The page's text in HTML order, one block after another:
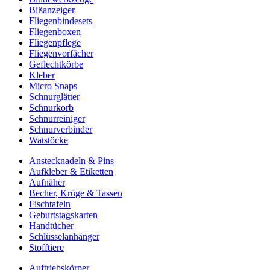
Bißanzeiger
Fliegenbindesets
Fliegenboxen
Fliegenpflege
Fliegenvorfächer
Geflechtkörbe
Kleber
Micro Snaps
Schnurglätter
Schnurkorb
Schnurreiniger
Schnurverbinder
Watstöcke
Anstecknadeln & Pins
Aufkleber & Etiketten
Aufnäher
Becher, Krüge & Tassen
Fischtafeln
Geburtstagskarten
Handtücher
Schlüsselanhänger
Stofftiere
Auftriebskörper